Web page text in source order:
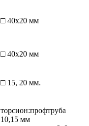
□ 40х20 мм
□ 40х20 мм
□ 15, 20 мм.
торсион:профтруба
10,15 мм